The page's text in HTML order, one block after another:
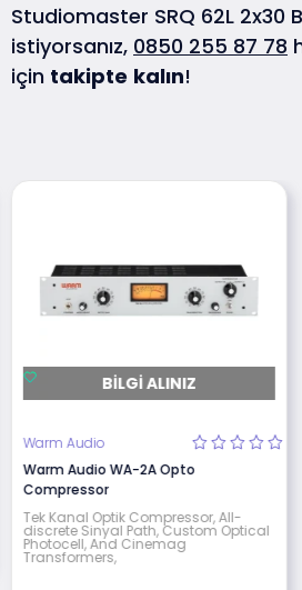
Studiomaster SRQ 62L 2x30
istiyorsanız, 0850 255 87 78
için takipte kalın!
BILGI ALINIZ
Warm Audio
Warm Audio WA-2A Opto
Compressor
Tek Kanal Optik Compressor, All-
discrete Sinyal Path, Custom Optical
Photocell, And Cinemag
Transformers,